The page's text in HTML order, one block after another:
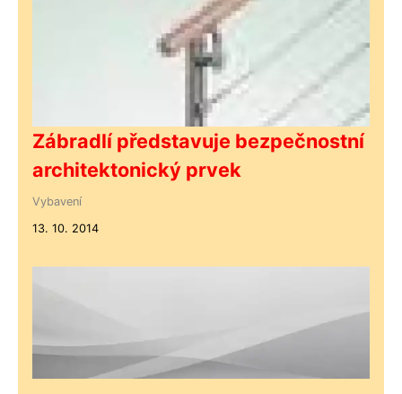
Zábradlí představuje bezpečnostní
architektonický prvek
Vybavení
13. 10. 2014